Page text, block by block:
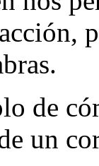
de
un